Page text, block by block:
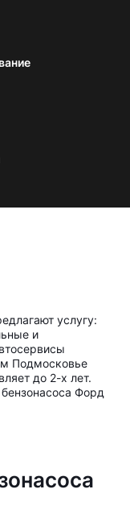
услугу:
и
Подмосковье
до 2-х лет.
Форд